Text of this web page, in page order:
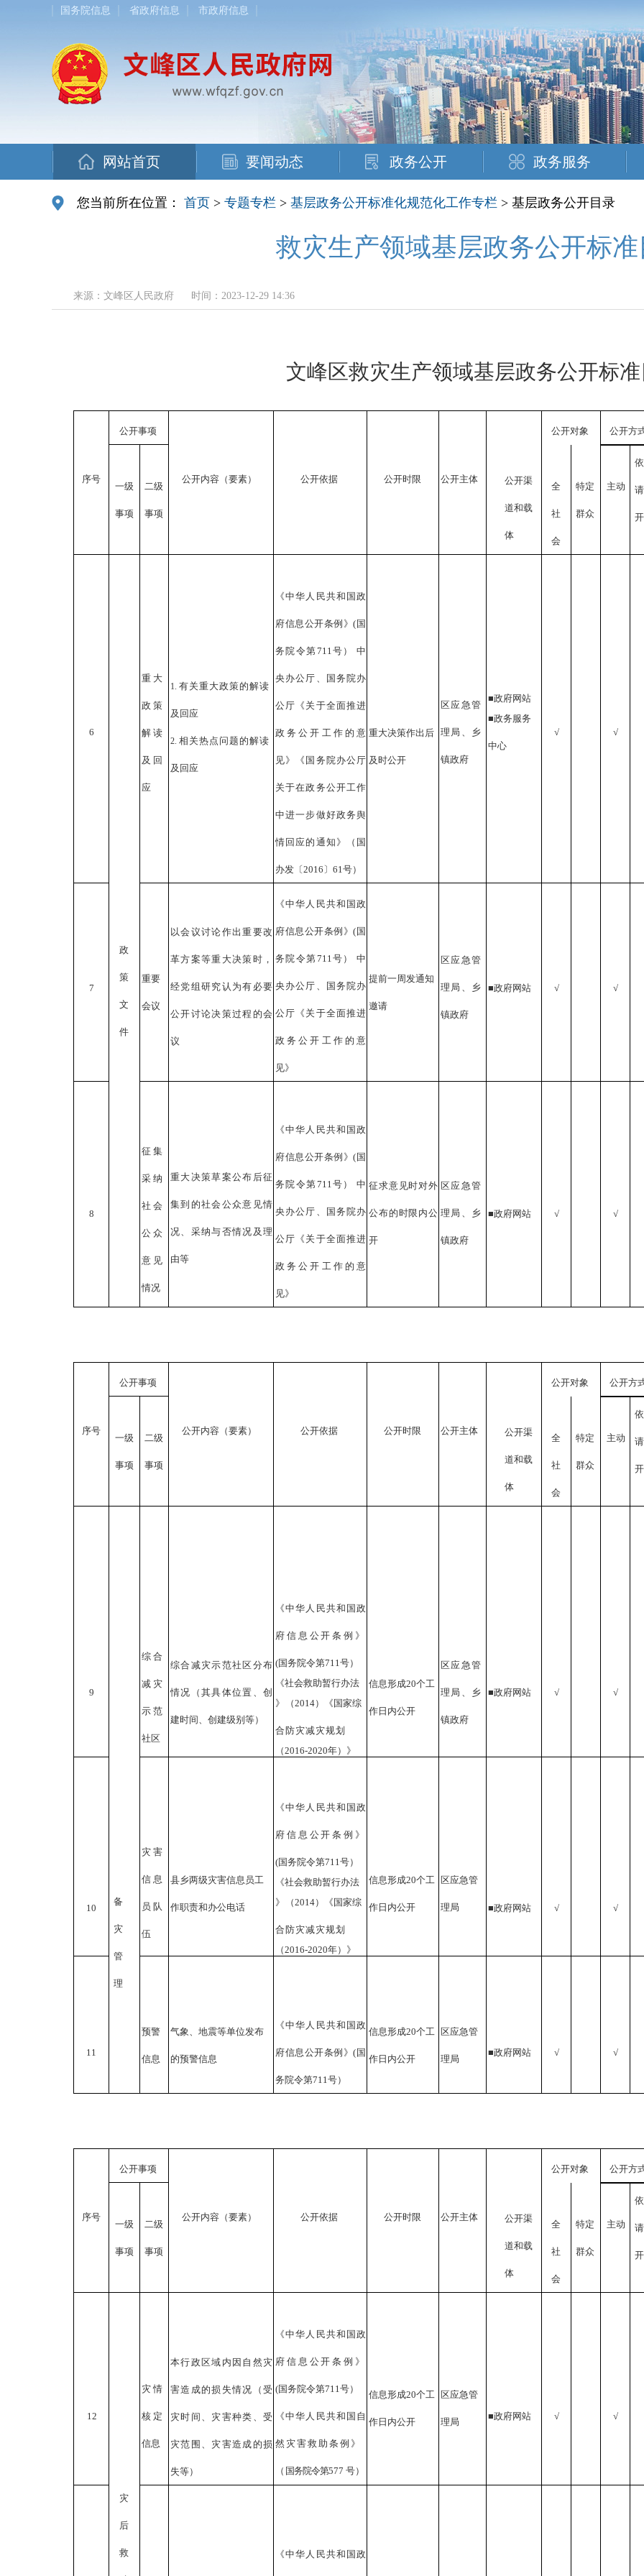
国务院信息 省政府信息 市政府信息
网站首页 要闻动态 政务公开 政务服务
您当前所在位置： 首页 > 专题专栏 > 基层政务公开标准化规范化工作专栏 > 基层政务公开目录
救灾生产领域基层政务公开标
来源：文峰区人民政府 时间：2023-12-29 14:36
文峰区救灾生产领域基层政务公开标
序号
公开事项
公开内容（要素） 公开依据 公开时限 公开主体 公开渠
道和载
体
公开对象 公开方
一级
事项
二级
事项
全
社
会
特定
群众
主动
开
6
政
策
文
件
重大
政策
解读
及回
应
1. 有关重大政策的解读
及回应
2. 相关热点问题的解读
及回应
《中华人民共和国政
府信息公开条例》(国
务院令第711号） 中
央办公厅、国务院办
公厅《关于全面推进
政务公开工作的意
见》《国务院办公厅
关于在政务公开工作
中进一步做好政务舆
情回应的通知》（国
办发〔2016〕61号）
重大决策作出后
及时公开
区应急管
理局 、乡
镇政府
■政府网站
■政务服务
中心
√ √
7
重要
会议
以会议讨论作出重要改
革方案等重大决策时，
经党组研究认为有必要
公开讨论决策过程的会
议
《中华人民共和国政
府信息公开条例》(国
务院令第711号） 中
央办公厅、国务院办
公厅《关于全面推进
政务公开工作的意
见》
提前一周发通知
邀请
区应急管
理局 、乡
镇政府
■政府网站 √ √
8
征集
采纳
社会
公众
意见
情况
重大决策草案公布后征
集到的社会公众意见情
况、采纳与否情况及理
由等
《中华人民共和国政
府信息公开条例》(国
务院令第711号） 中
央办公厅、国务院办
公厅《关于全面推进
政务公开工作的意
见》
征求意见时对外
公布的时限内公
开
区应急管
理局 、乡
镇政府
■政府网站 √ √
序号
公开事项
公开内容（要素） 公开依据 公开时限 公开主体 公开渠
道和载
体
公开对象 公开方
一级
事项
二级
事项
全
社
会
特定
群众
主动
开
9
备
灾
管
理
综合
减灾
示范
社区
综合减灾示范社区分布
情况（其具体位置、创
建时间、创建级别等）
《中华人民共和国政
府信息公开条例》
(国务院令第711号）
《社会救助暂行办法
》
（2014） 《国家综
合 防 灾减 灾规划
（2016-2020年）》
信息形成20个工
作日内公开
区应急管
理局 、乡
镇政府
■政府网站 √ √
10
灾害
信息
员队
伍
县乡两级灾害信息员工
作职责和办公电话
《中华人民共和国政
府信息公开条例》
(国务院令第711号）
《社会救助暂行办法
》
（2014） 《国家综
合 防 灾减 灾规划
（2016-2020年）》
信息形成20个工
作日内公开
区应急管
理局 ■政府网站 √ √
11
预警
信息
气象、地震等单位发布
的预警信息
《中华人民共和国政
府信息公开条例》(国
务院令第711号）
信息形成20个工
作日内公开
区应急管
理局
■政府网站 √ √
序号
公开事项
公开内容（要素） 公开依据 公开时限 公开主体 公开渠
道和载
体
公开对象 公开方
一级
事项
二级
事项
全
社
会
特定
群众
主动
开
12
灾
后
救
灾情
核定
信息
本行政区域内因自然灾
害造成的损失情况（受
灾时间、灾害种类、受
灾范围、灾害造成的损
失等）
《中华人民共和国政
府信息公开条例》
(国务院令第711号）
《中华人民共和国自
然灾害救助条例》
（ 国务院令第577 号）
信息形成20个工
作日内公开
区应急管
理局
■政府网站 √ √
《中华人民共和国政